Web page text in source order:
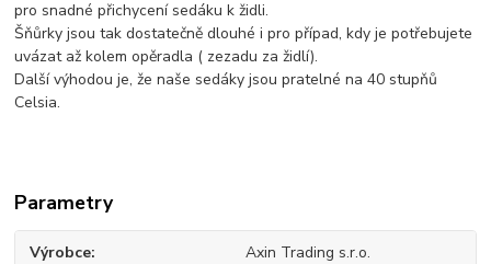
pro snadné přichycení sedáku k židli.
Šňůrky jsou tak dostatečně dlouhé i pro případ, kdy je potřebujete
uvázat až kolem opěradla ( zezadu za židlí).
Další výhodou je, že naše sedáky jsou pratelné na 40 stupňů
Celsia.
Parametry
Výrobce Axin Trading s.r.o.